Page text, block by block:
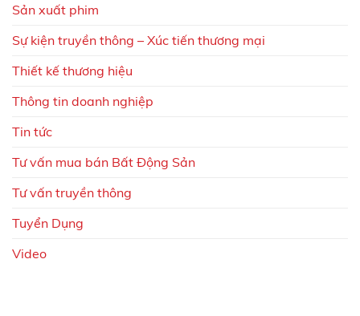
Sản xuất phim
Sự kiện truyền thông – Xúc tiến thương mại
Thiết kế thương hiệu
Thông tin doanh nghiệp
Tin tức
Tư vấn mua bán Bất Động Sản
Tư vấn truyền thông
Tuyển Dụng
Video